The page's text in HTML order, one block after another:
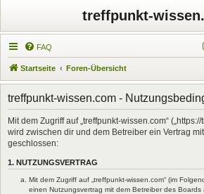
treffpunkt-
FAQ
Startseite Foren-Übersicht
treffpunkt-wissen.com -
Mit dem Zugriff auf „treffpunkt-wissen.com“
wird zwischen dir und dem Betreiber ein Vertrag
geschlossen:
1. NUTZUNGSVERTRAG
Mit dem Zugriff auf „treffpunkt-wissen.com“ (im
einen Nutzungsvertrag mit dem Betreiber des Boards